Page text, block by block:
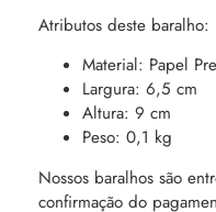
Atributos deste baralho:
Material: Papel
Largura: 6,5 cm
Altura: 9 cm
Peso: 0,1 kg
Nossos baralhos são
confirmação do